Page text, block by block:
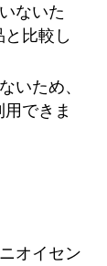
ないた
比較し
いため、
できま
ニオイセン